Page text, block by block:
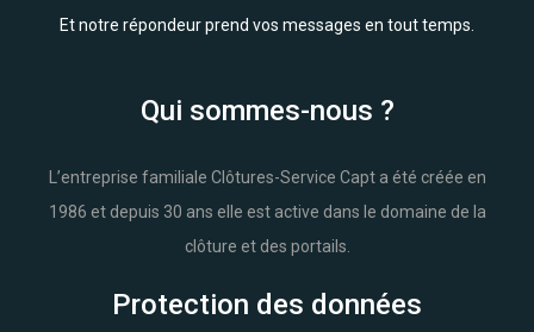
Et notre répondeur prend vos messages en tout temps.
Qui sommes-nous ?
L’entreprise familiale Clôtures-Service Capt a été créée en
1986 et depuis 30 ans elle est active dans le domaine de la
clôture et des portails.
Protection des données